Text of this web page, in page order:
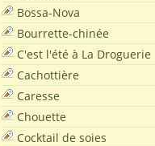
Bossa-Nova
Bourrette-chinée
C'est l'été à La Droguerie
Cachottière
Caresse
Chouette
Cocktail de soies